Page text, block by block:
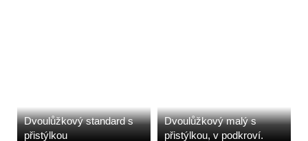
Dvoulůžkový standard s
přistýlkou
Dvoulůžkový malý s
přistýlkou, v podkroví.